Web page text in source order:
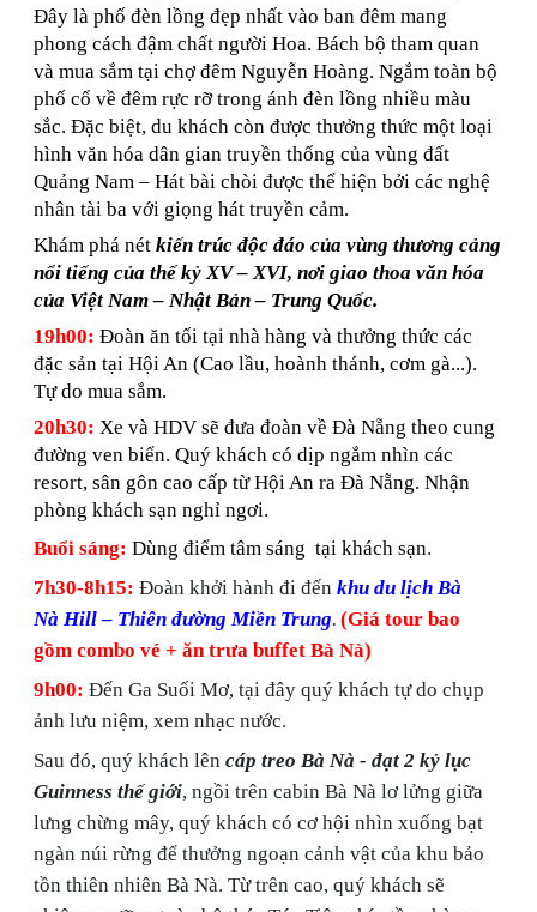
Đây là phố đèn lồng đẹp nhất vào ban đêm mang
phong cách đậm chất người Hoa. Bách bộ tham quan
và mua sắm tại chợ đêm Nguyễn Hoàng. Ngắm toàn bộ
phố cổ về đêm rực rỡ trong ánh đèn lồng nhiều màu
sắc. Đặc biệt, du khách còn được thưởng thức một loại
hình văn hóa dân gian truyền thống của vùng đất
Quảng Nam – Hát bài chòi được thể hiện bởi các nghệ
nhân tài ba với giọng hát truyền cảm.
Khám phá nét kiến trúc độc đáo của vùng thương cảng
nổi tiếng của thế kỷ XV – XVI, nơi giao thoa văn hóa
của Việt Nam – Nhật Bản – Trung Quốc.
19h00: Đoàn ăn tối tại nhà hàng và thưởng thức các
đặc sản tại Hội An (Cao lầu, hoành thánh, cơm gà...).
Tự do mua sắm.
20h30: Xe và HDV sẽ đưa đoàn về Đà Nẵng theo cung
đường ven biển. Quý khách có dịp ngắm nhìn các
resort, sân gôn cao cấp từ Hội An ra Đà Nẵng. Nhận
phòng khách sạn nghỉ ngơi.
Buổi sáng: Dùng điểm tâm sáng tại khách sạn.
7h30-8h15: Đoàn khởi hành đi đến khu du lịch Bà
Nà Hill– Thiên đường Miền Trung. (Giá tour bao
gồm combo vé + ăn trưa buffet Bà Nà)
9h00: Đến Ga Suối Mơ, tại đây quý khách tự do chụp
ảnh lưu niệm, xem nhạc nước.
Sau đó, quý khách lên cáp treo Bà Nà - đạt 2 kỷ lục
Guinness thế giới, ngồi trên cabin Bà Nà lơ lửng giữa
lưng chừng mây, quý khách có cơ hội nhìn xuống bạt
ngàn núi rừng để thưởng ngoạn cảnh vật của khu bảo
tồn thiên nhiên Bà Nà. Từ trên cao, quý khách sẽ